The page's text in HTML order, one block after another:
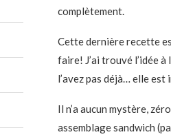
complètement.
Cette dernière recette
faire! J’ai trouvé l’idée
l’avez pas déjà… elle est
Il n’a aucun mystère,
assemblage sandwich